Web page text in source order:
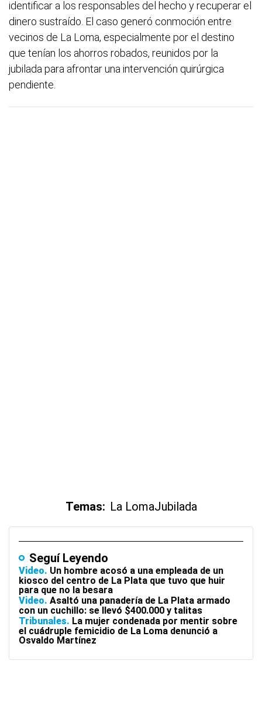
identificar a los responsables del hecho y recuperar el
dinero sustraído. El caso generó conmoción entre
vecinos de La Loma, especialmente por el destino
que tenían los ahorros robados, reunidos por la
jubilada para afrontar una intervención quirúrgica
pendiente.
Temas: La LomaJubilada
Seguí Leyendo
Video Un hombre acosó a una empleada de un
kiosco del centro de La Plata que tuvo que huir
para que no la besara
Video Asaltó una panadería de La Plata armado
con un cuchillo: se llevó $400.000 y talitas
Tribunales La mujer condenada por mentir sobre
el cuádruple femicidio de La Loma denunció a
Osvaldo Martínez